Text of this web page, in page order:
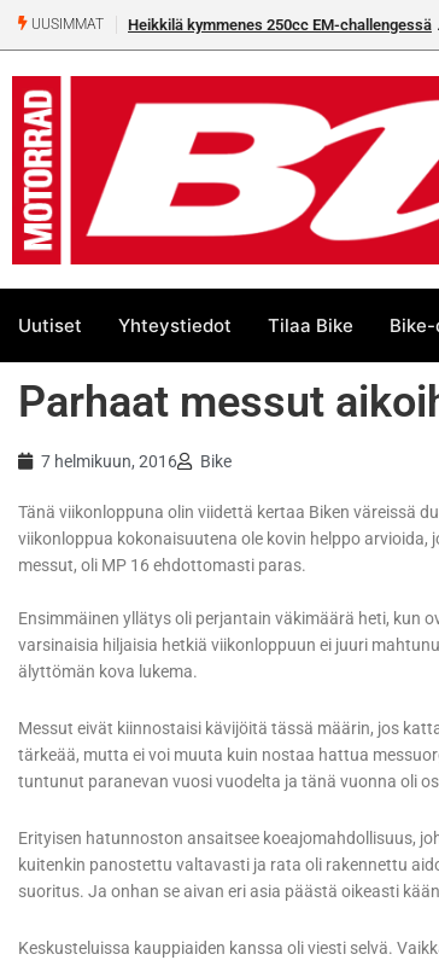
UUSIMMAT Heikkilä kymmenes 250cc EM-challengessä
Uutiset Yhteystiedot Tilaa Bike
Parhaat messut
7 helmikuun, 2016 Bike
Tänä viikonloppuna olin viidettä kertaa Biken väreissä
viikonloppua kokonaisuutena ole kovin helppo arvioida,
messut, oli MP 16 ehdottomasti paras.
Ensimmäinen yllätys oli perjantain väkimäärä heti, kun
varsinaisia hiljaisia hetkiä viikonloppuun ei juuri
älyttömän kova lukema.
Messut eivät kiinnostaisi kävijöitä tässä määrin, jos
tärkeää, mutta ei voi muuta kuin nostaa hattua
tuntunut paranevan vuosi vuodelta ja tänä vuonna oli
Erityisen hatunnoston ansaitsee koeajomahdollisuus,
kuitenkin panostettu valtavasti ja rata oli rakennettu
suoritus. Ja onhan se aivan eri asia päästä oikeasti
Keskusteluissa kauppiaiden kanssa oli viesti selvä.